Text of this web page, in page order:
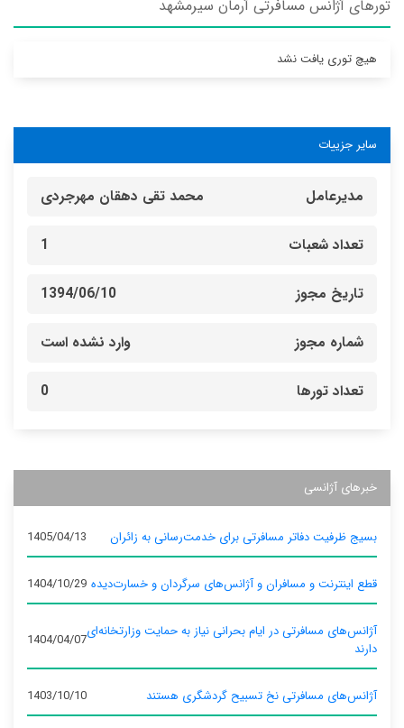
تورهای آژانس مسافرتی آرمان سيرمشهد
هیچ توری یافت نشد
سایر جزییات
مدیرعامل محمد تقی دهقان مهرجردی
تعداد شعبات 1
تاریخ مجوز 1394/06/10
شماره مجوز وارد نشده است
تعداد تورها 0
خبرهای آژانسی
بسیج ظرفیت دفاتر مسافرتی برای خدمت‌رسانی به زائران 1405/04/13
قطع اینترنت و مسافران و آژانس‌های سرگردان و خسارت‌دیده 1404/10/29
آژانس‌های مسافرتی در ایام بحرانی نیاز به حمایت وزارتخانه‌ای
دارند
1404/04/07
آژانس‌های مسافرتی نخ تسبیح گردشگری هستند 1403/10/10